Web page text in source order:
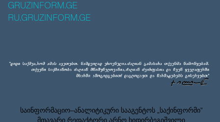
GRUZINFORM.GE
RU.GRUZINFORM.GE
საინფორმაციო–ანალიტიკური სააგენტოს „საქინფორმი”
მთავარი რედაქტორი არნო ხიდირბეგიშვილი